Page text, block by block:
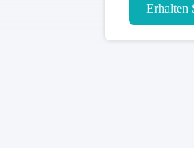
des
Erhalten